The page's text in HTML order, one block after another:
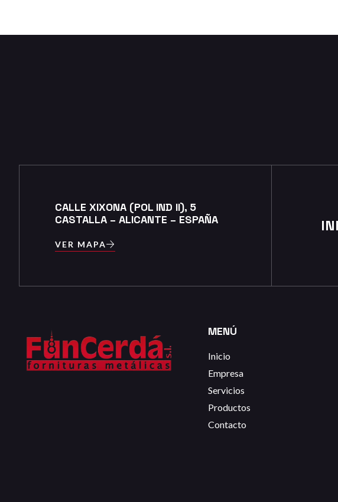
CALLE XIXONA (POL IND II), 5
CASTALLA – ALICANTE – ESPAÑA
VER MAPA
MENÚ
Inicio
Empresa
Servicios
Productos
Contacto